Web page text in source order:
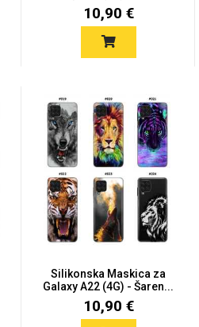
10,90 €
Silikonska Maskica za
Galaxy A22 (4G) - Šaren...
10,90 €